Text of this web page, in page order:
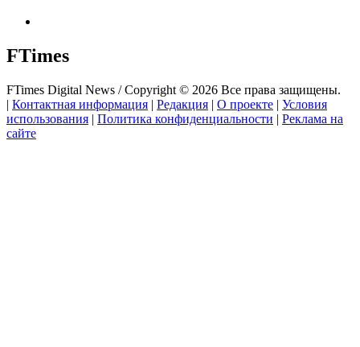
FTimes
FTimes Digital News / Copyright © 2026 Все права защищены.
| Контактная информация | Редакция | О проекте | Условия
использования | Политика конфиденциальности | Реклама на
сайте